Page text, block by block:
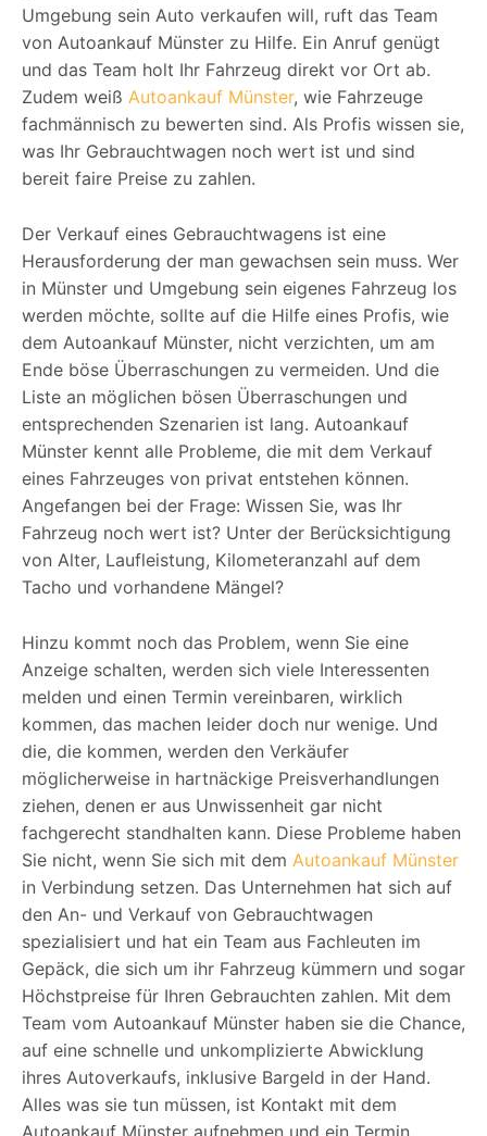
Umgebung sein Auto verkaufen will, ruft das Team
von Autoankauf Münster zu Hilfe. Ein Anruf genügt
und das Team holt Ihr Fahrzeug direkt vor Ort ab.
Zudem weiß Autoankauf Münster, wie Fahrzeuge
fachmännisch zu bewerten sind. Als Profis wissen sie,
was Ihr Gebrauchtwagen noch wert ist und sind
bereit faire Preise zu zahlen.
Der Verkauf eines Gebrauchtwagens ist eine
Herausforderung der man gewachsen sein muss. Wer
in Münster und Umgebung sein eigenes Fahrzeug los
werden möchte, sollte auf die Hilfe eines Profis, wie
dem Autoankauf Münster, nicht verzichten, um am
Ende böse Überraschungen zu vermeiden. Und die
Liste an möglichen bösen Überraschungen und
entsprechenden Szenarien ist lang. Autoankauf
Münster kennt alle Probleme, die mit dem Verkauf
eines Fahrzeuges von privat entstehen können.
Angefangen bei der Frage: Wissen Sie, was Ihr
Fahrzeug noch wert ist? Unter der Berücksichtigung
von Alter, Laufleistung, Kilometeranzahl auf dem
Tacho und vorhandene Mängel?
Hinzu kommt noch das Problem, wenn Sie eine
Anzeige schalten, werden sich viele Interessenten
melden und einen Termin vereinbaren, wirklich
kommen, das machen leider doch nur wenige. Und
die, die kommen, werden den Verkäufer
möglicherweise in hartnäckige Preisverhandlungen
ziehen, denen er aus Unwissenheit gar nicht
fachgerecht standhalten kann. Diese Probleme haben
Sie nicht, wenn Sie sich mit dem Autoankauf Münster
in Verbindung setzen. Das Unternehmen hat sich auf
den An- und Verkauf von Gebrauchtwagen
spezialisiert und hat ein Team aus Fachleuten im
Gepäck, die sich um ihr Fahrzeug kümmern und sogar
Höchstpreise für Ihren Gebrauchten zahlen. Mit dem
Team vom Autoankauf Münster haben sie die Chance,
auf eine schnelle und unkomplizierte Abwicklung
ihres Autoverkaufs, inklusive Bargeld in der Hand.
Alles was sie tun müssen, ist Kontakt mit dem
Autoankauf Münster aufnehmen und ein Termin